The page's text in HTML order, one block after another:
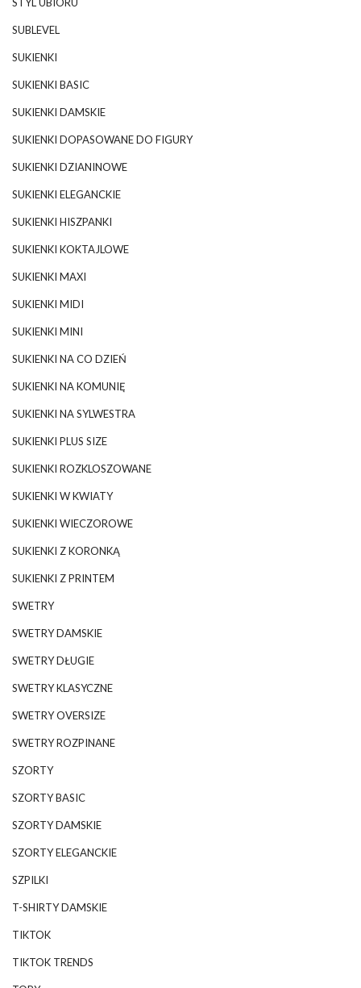
SUBLEVEL
SUKIENKI
SUKIENKI BASIC
SUKIENKI DAMSKIE
SUKIENKI DOPASOWANE DO FIGURY
SUKIENKI DZIANINOWE
SUKIENKI ELEGANCKIE
SUKIENKI HISZPANKI
SUKIENKI KOKTAJLOWE
SUKIENKI MAXI
SUKIENKI MIDI
SUKIENKI MINI
SUKIENKI NA CO DZIEŃ
SUKIENKI NA KOMUNIĘ
SUKIENKI NA SYLWESTRA
SUKIENKI PLUS SIZE
SUKIENKI ROZKLOSZOWANE
SUKIENKI W KWIATY
SUKIENKI WIECZOROWE
SUKIENKI Z KORONKĄ
SUKIENKI Z PRINTEM
SWETRY
SWETRY DAMSKIE
SWETRY DŁUGIE
SWETRY KLASYCZNE
SWETRY OVERSIZE
SWETRY ROZPINANE
SZORTY
SZORTY BASIC
SZORTY DAMSKIE
SZORTY ELEGANCKIE
SZPILKI
T-SHIRTY DAMSKIE
TIKTOK
TIKTOK TRENDS